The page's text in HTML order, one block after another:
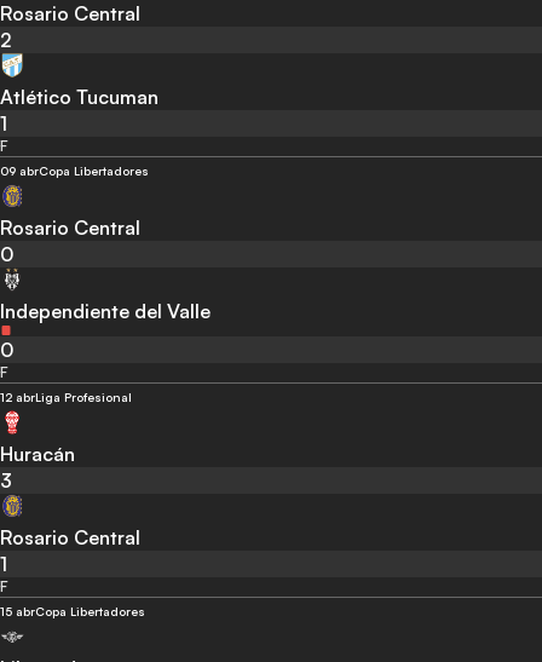
Rosario Central
2
Atlético Tucuman
1
F
09 abrCopa Libertadores
Rosario Central
0
Independiente del Valle
0
F
12 abrLiga Profesional
Huracán
3
Rosario Central
1
F
15 abrCopa Libertadores